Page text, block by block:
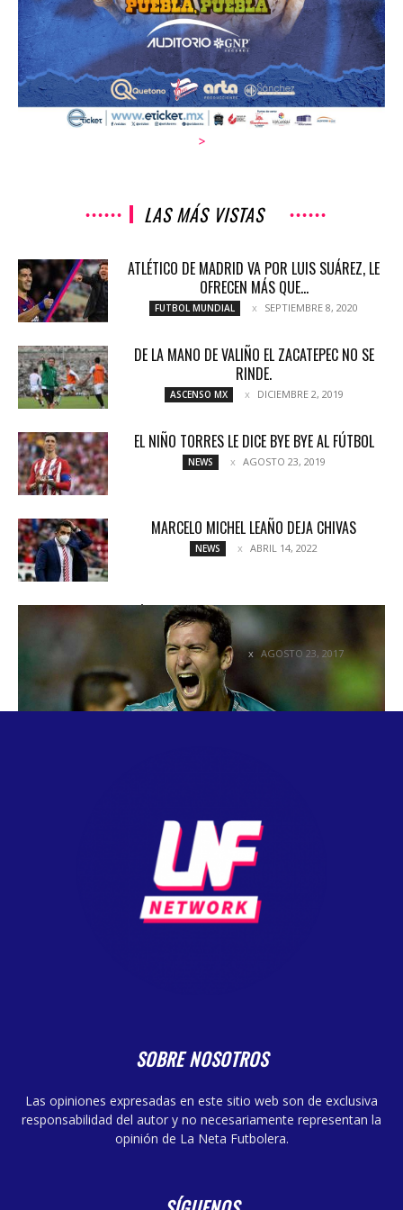
>
LAS MÁS VISTAS
ATLÉTICO DE MADRID VA POR LUIS SUÁREZ, LE
OFRECEN MÁS QUE...
FUTBOL MUNDIAL SEPTIEMBRE 8, 2020
DE LA MANO DE VALIÑO EL ZACATEPEC NO SE
RINDE.
ASCENSO MX DICIEMBRE 2, 2019
EL NIÑO TORRES LE DICE BYE BYE AL FÚTBOL
NEWS AGOSTO 23, 2019
MARCELO MICHEL LEAÑO DEJA CHIVAS
NEWS ABRIL 14, 2022
ÍNTIMAMENTE CON GUILLERMO BURDISSO
(VIDEO)
COLUMNETAS AGOSTO 23, 2017
SOBRE NOSOTROS
Las opiniones expresadas en este sitio web son de exclusiva
responsabilidad del autor y no necesariamente representan la
opinión de La Neta Futbolera.